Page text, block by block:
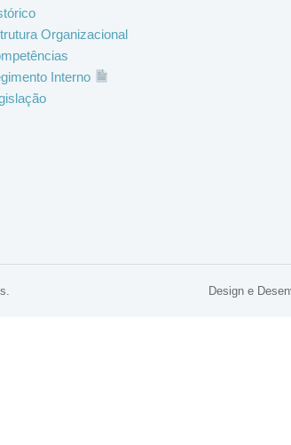
Organizacional
Interno
Design e